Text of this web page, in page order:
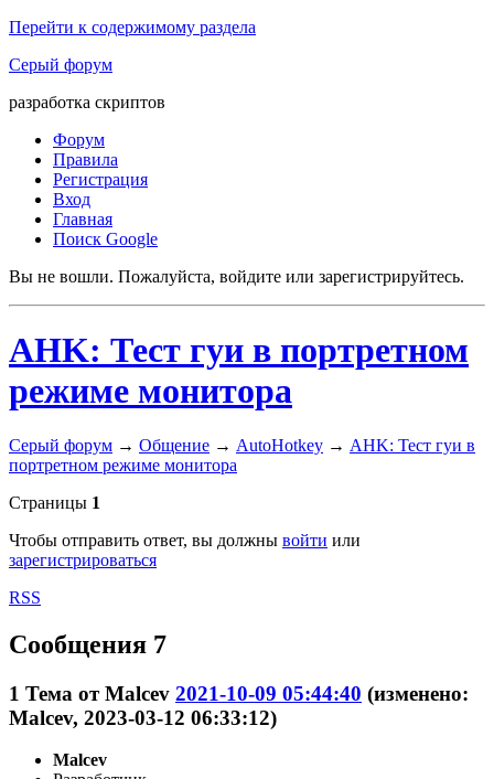
Перейти к содержимому раздела
Серый форум
разработка скриптов
Форум
Правила
Регистрация
Вход
Главная
Поиск Google
Вы не вошли. Пожалуйста, войдите или зарегистрируйтесь.
AHK: Тест гуи в портретном
режиме монитора
Серый форум → Общение → AutoHotkey → AHK: Тест гуи в
портретном режиме монитора
Страницы 1
Чтобы отправить ответ, вы должны войти или
зарегистрироваться
RSS
Сообщения 7
1 Тема отMalcev 2021-10-09 05:44:40 (изменено:
Malcev, 2023-03-12 06:33:12)
Malcev